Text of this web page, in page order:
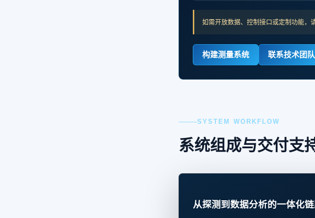
如需开放数据、控制接口或定制功能，
构建测量系统 联系技术团队
SYSTEM WORKFLOW
系统组成与交付支
从探测到数据分析的一体化